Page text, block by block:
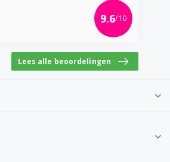
9.6/10
Lees alle beoordelingen